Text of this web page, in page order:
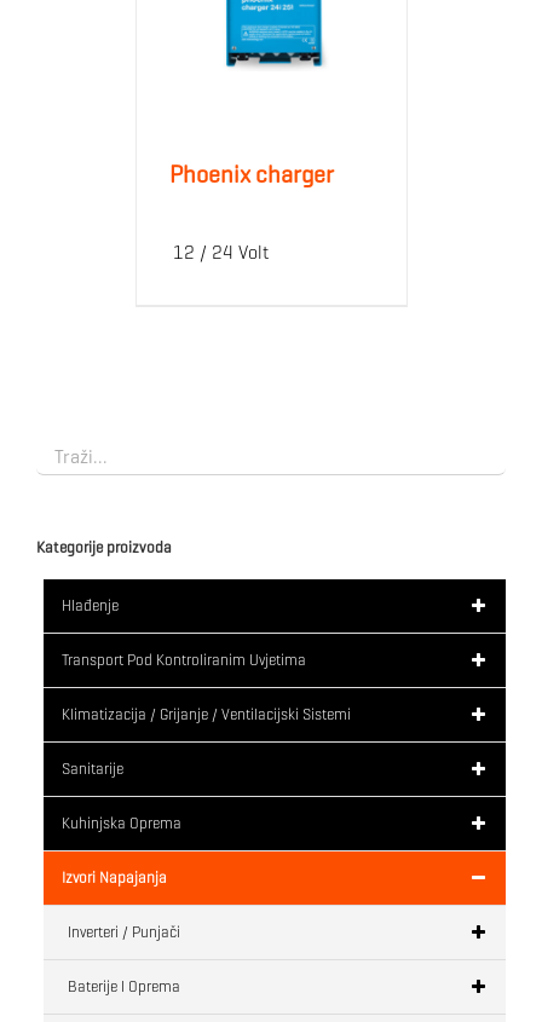
Phoenix charger
12 / 24 Volt
Kategorije proizvoda
Hlađenje
Transport Pod Kontroliranim Uvjetima
Klimatizacija / Grijanje / Ventilacijski Sistemi
Sanitarije
Kuhinjska Oprema
Izvori Napajanja
Inverteri / Punjači
Baterije I Oprema